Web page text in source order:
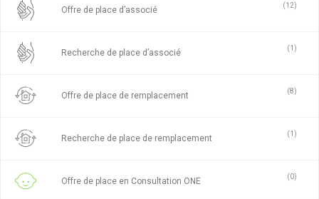
Offre de place d’associé (12)
Recherche de place d’associé (1)
Offre de place de remplacement (8)
Recherche de place de remplacement (1)
Offre de place en Consultation ONE (0)